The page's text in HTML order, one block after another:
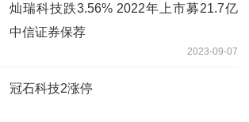
灿瑞科技跌3.56% 2022年上市募21.7亿
中信证券保荐
2023-09-07
冠石科技2涨停